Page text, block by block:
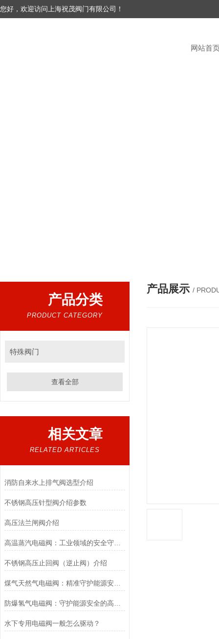
您好，欢迎访问上海祝茂阀门有限公司！
网站首
产品分类
PRODUCT CATEGORY
特殊阀门
查看全部
相关文章
RELATED ARTICLES
消防自来水上排气阀选型介绍
不锈钢高压针型阀介绍参数
高压法兰闸阀介绍
不锈钢高压止回阀（逆止阀）介绍
煤气天然气电磁阀：精准守护能源安全的“调控卫士”
水下专用电磁阀一般怎么驱动？
产品展示 /